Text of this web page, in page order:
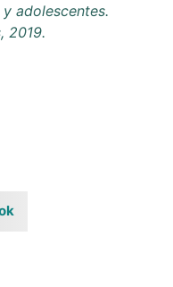
adolescentes.
2019.